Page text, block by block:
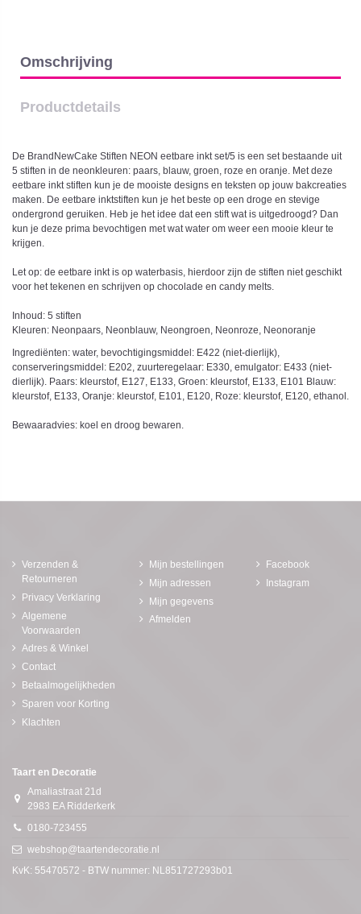
Omschrijving
Productdetails
De BrandNewCake Stiften NEON eetbare inkt set/5 is een set bestaande uit
5 stiften in de neonkleuren: paars, blauw, groen, roze en oranje. Met deze
eetbare inkt stiften kun je de mooiste designs en teksten op jouw bakcreaties
maken. De eetbare inktstiften kun je het beste op een droge en stevige
ondergrond geruiken. Heb je het idee dat een stift wat is uitgedroogd? Dan
kun je deze prima bevochtigen met wat water om weer een mooie kleur te
krijgen.
Let op: de eetbare inkt is op waterbasis, hierdoor zijn de stiften niet geschikt
voor het tekenen en schrijven op chocolade en candy melts.
Inhoud: 5 stiften
Kleuren: Neonpaars, Neonblauw, Neongroen, Neonroze, Neonoranje
Ingrediënten: water, bevochtigingsmiddel: E422 (niet-dierlijk),
conserveringsmiddel: E202, zuurteregelaar: E330, emulgator: E433 (niet-
dierlijk). Paars: kleurstof, E127, E133, Groen: kleurstof, E133, E101 Blauw:
kleurstof, E133, Oranje: kleurstof, E101, E120, Roze: kleurstof, E120, ethanol.
Bewaaradvies: koel en droog bewaren.
Verzenden &
Retourneren
Privacy Verklaring
Algemene
Voorwaarden
Adres & Winkel
Contact
Betaalmogelijkheden
Sparen voor Korting
Klachten
Mijn bestellingen
Mijn adressen
Mijn gegevens
Afmelden
Facebook
Instagram
Taart en Decoratie
Amaliastraat 21d
2983 EA Ridderkerk
0180-723455
webshop@taartendecoratie.nl
KvK: 55470572 - BTW nummer: NL851727293b01